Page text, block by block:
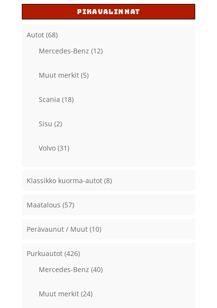
PIKAVALINNAT
Autot (68)
Mercedes-Benz (12)
Muut merkit (5)
Scania (18)
Sisu (2)
Volvo (31)
Klassikko kuorma-autot (8)
Maatalous (57)
Perävaunut / Muut (10)
Purkuautot (426)
Mercedes-Benz (40)
Muut merkit (24)